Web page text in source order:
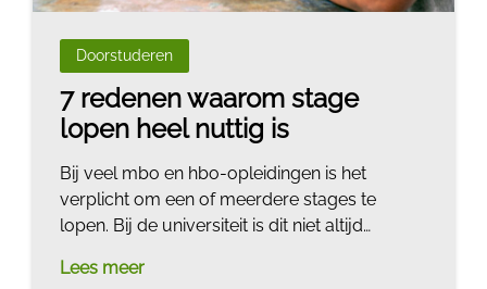
Doorstuderen
7 redenen waarom stage
lopen heel nuttig is
Bij veel mbo en hbo-opleidingen is het
verplicht om een of meerdere stages te
lopen. Bij de universiteit is dit niet altijd
stage te gaan lopen. Stage lopen is namelijk
Lees meer